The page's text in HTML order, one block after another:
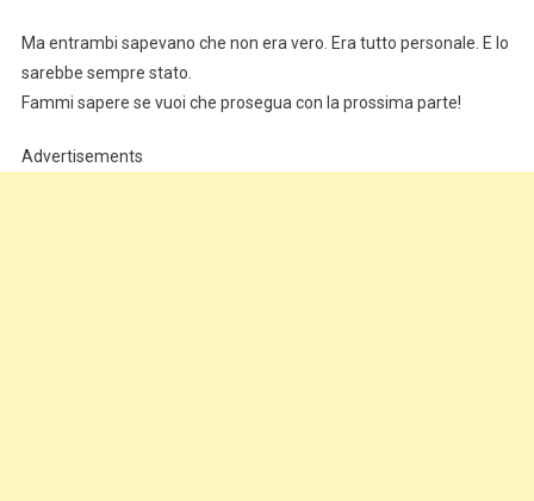
Ma entrambi sapevano che non era vero. Era tutto personale. E lo
sarebbe sempre stato.
Fammi sapere se vuoi che prosegua con la prossima parte!
Advertisements